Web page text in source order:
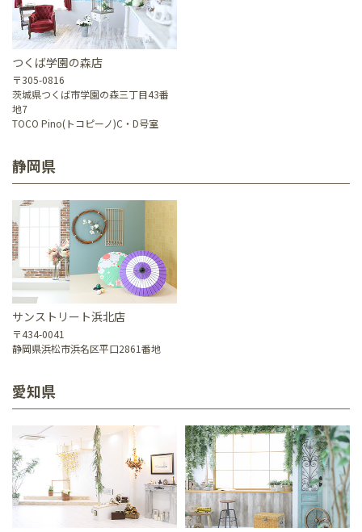
つくば学園の森店
〒305-0816
茨城県つくば市学園の森三丁目43番
地7
TOCO Pino(トコピーノ)C・D号室
静岡県
サンストリート浜北店
〒434-0041
静岡県浜松市浜名区平口2861番地
愛知県